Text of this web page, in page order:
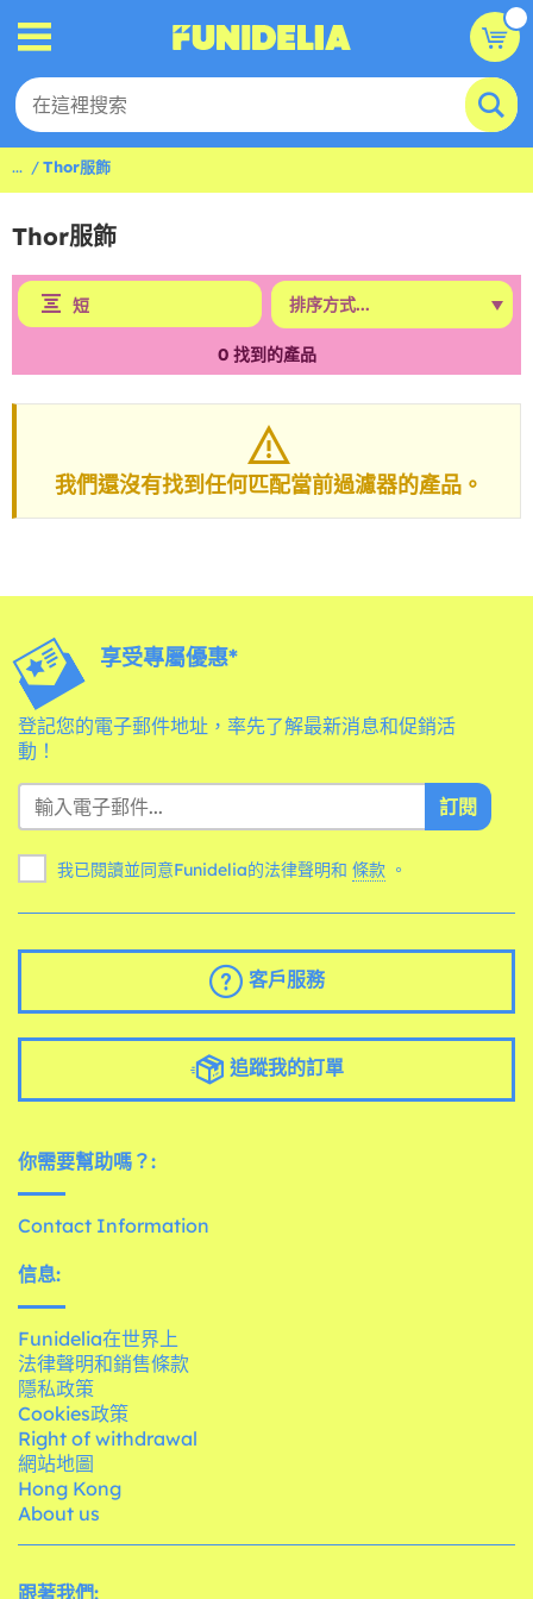
... Thor服飾
Thor服飾
短
0找到的產品
我們還沒有找到任何匹配當前過濾器的產品。
享受專屬優惠*
登記您的電子郵件地址，率先了解最新消息和促銷活
動！
訂閱
我已閱讀並同意Funidelia的法律聲明和 條款 。
客戶服務
追蹤我的訂單
你需要幫助嗎？:
Contact Information
信息:
Funidelia在世界上
法律聲明和銷售條款
隱私政策
Cookies政策
Right of withdrawal
網站地圖
Hong Kong
About us
跟著我們: